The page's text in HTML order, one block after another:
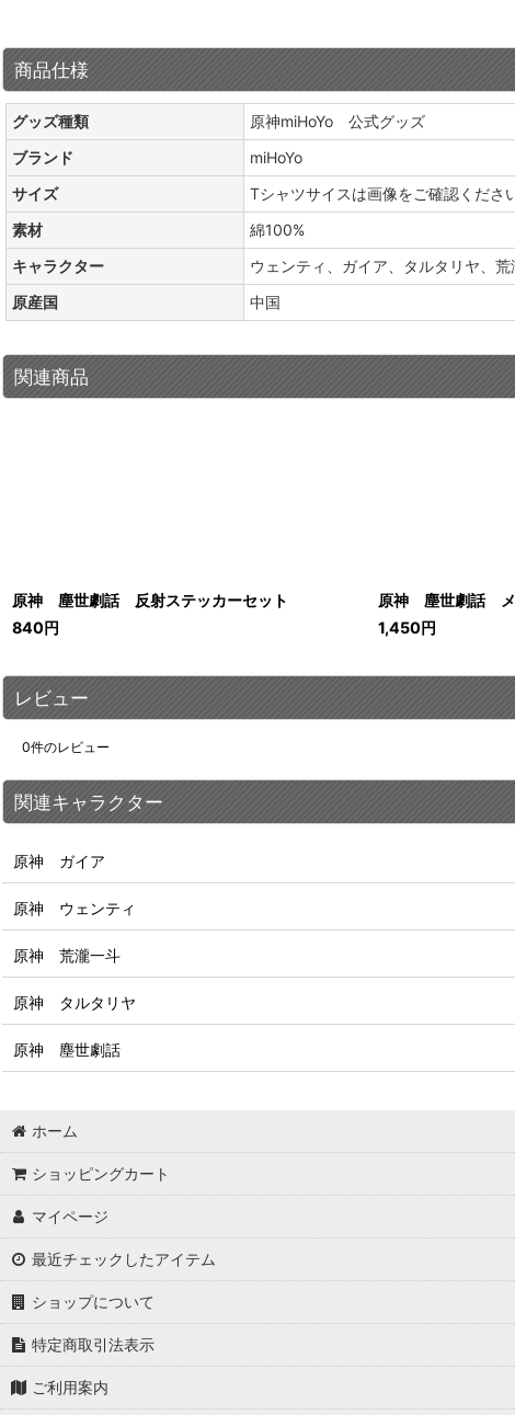
商品仕様
グッズ種類
原神miHoYo 公式グッズ
ブランド
miHoYo
サイズ
Tシャツサイスは画像をご確認くだ
素材
綿100%
キャラクター
ウェンティ、ガイア、タルタリヤ、荒
原産国
中国
関連商品
原神 塵世劇話 反射ステッカーセット
840円
原神 塵世劇話 メ
1,450円
レビュー
0件のレビュー
関連キャラクター
原神 ガイア
原神 ウェンティ
原神 荒瀧一斗
原神 タルタリヤ
原神 塵世劇話
ホーム
ショッピングカート
マイページ
最近チェックしたアイテム
ショップについて
特定商取引法表示
ご利用案内